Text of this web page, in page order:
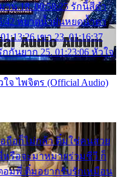
น 18. 00:58:25 รักนี้สีดำ
หยาดน้ำฝนหยดน้ำตา
เขา 23. 01:16:37
กันยาก 25. 01:23:06 หัวใจ
จ ไพจิตร (Official Audio)
ถือก็ไม่กล้า ติ๋มใช่คนสวย
หรือจะมาหมายร่วมชีวี ก็
อมพี่ ติ๋มอยากรับรักเหมือน